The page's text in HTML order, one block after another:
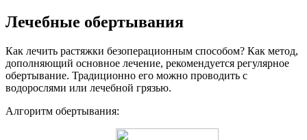
Лечебные обертывания
Как лечить растяжки безоперационным способом? Как метод,
дополняющий основное лечение, рекомендуется регулярное
обертывание. Традиционно его можно проводить с
водорослями или лечебной грязью.
Алгоритм обертывания: